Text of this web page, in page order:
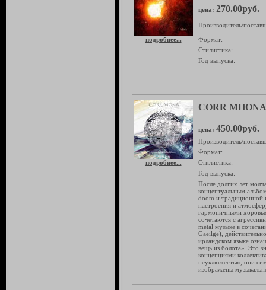
подробнее...
цена: 270.00руб.
Производитель/
Формат:
Стилистика:
Год выпуска:
подробнее...
CORR
цена: 450.00руб.
Производитель/
Формат:
Стилистика:
Год выпуска:
После долгих лет
концептуальным
doom и традиционной
настроения и
гармоничными
сочетаются с
metal музыке в
Gaeilge),
ирландском языке
вещь из болота». Это
концепциями
неуклюжестью, они
изображены